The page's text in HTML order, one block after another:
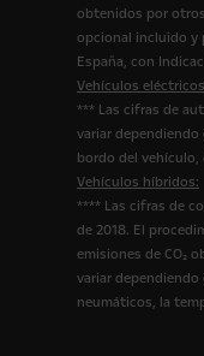
obtenidos por
opcional incluido y
España, con
Vehículos
*** Las cifras de
variar
bordo del vehículo,
Vehículos híbridos:
**** Las cifras de
de 2018. El
emisiones de CO₂
variar
neumáticos, la